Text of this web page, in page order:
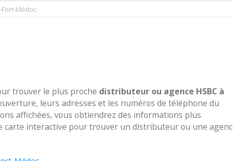
Fort-Médoc
trouver le plus proche distributeur ou agence HSBC à
leurs adresses et les numéros de téléphone du
affichées, vous obtiendrez des informations plus
carte interactive pour trouver un distributeur ou une